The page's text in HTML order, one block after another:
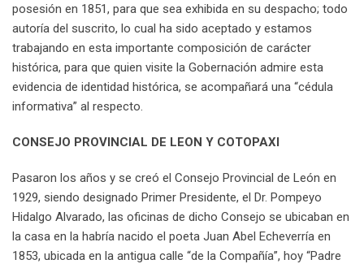
posesión en 1851, para que sea exhibida en su despacho; todo
autoría del suscrito, lo cual ha sido aceptado y estamos
trabajando en esta importante composición de carácter
histórica, para que quien visite la Gobernación admire esta
evidencia de identidad histórica, se acompañará una “cédula
informativa” al respecto.
CONSEJO PROVINCIAL DE LEON Y COTOPAXI
Pasaron los años y se creó el Consejo Provincial de León en
1929, siendo designado Primer Presidente, el Dr. Pompeyo
Hidalgo Alvarado, las oficinas de dicho Consejo se ubicaban en
la casa en la habría nacido el poeta Juan Abel Echeverría en
1853, ubicada en la antigua calle “de la Compañía”, hoy “Padre